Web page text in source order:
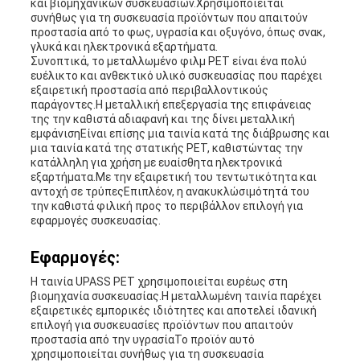
και βιομηχανικών συσκευασιών.Χρησιμοποιείται
συνήθως για τη συσκευασία προϊόντων που απαιτούν
προστασία από το φως, υγρασία και οξυγόνο, όπως σνακ,
γλυκά και ηλεκτρονικά εξαρτήματα.
Συνοπτικά, το μεταλλωμένο φιλμ PET είναι ένα πολύ
ευέλικτο και ανθεκτικό υλικό συσκευασίας που παρέχει
εξαιρετική προστασία από περιβαλλοντικούς
παράγοντες.Η μεταλλική επεξεργασία της επιφάνειας
της την καθιστά αδιαφανή και της δίνει μεταλλική
εμφάνισηΕίναι επίσης μια ταινία κατά της διάβρωσης και
μια ταινία κατά της στατικής PET, καθιστώντας την
κατάλληλη για χρήση με ευαίσθητα ηλεκτρονικά
εξαρτήματα.Με την εξαιρετική του τεντωτικότητα και
αντοχή σε τρύπεςΕπιπλέον, η ανακυκλώσιμότητά του
την καθιστά φιλική προς το περιβάλλον επιλογή για
εφαρμογές συσκευασίας.
Εφαρμογές:
Η ταινία UPASS PET χρησιμοποιείται ευρέως στη
βιομηχανία συσκευασίας.Η μεταλλωμένη ταινία παρέχει
εξαιρετικές εμπορικές ιδιότητες και αποτελεί ιδανική
επιλογή για συσκευασίες προϊόντων που απαιτούν
προστασία από την υγρασίαΤο προϊόν αυτό
χρησιμοποιείται συνήθως για τη συσκευασία